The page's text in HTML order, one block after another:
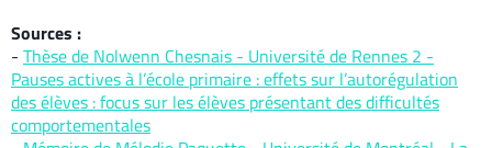
Sources :
- Thèse de Nolwenn Chesnais - Université de Rennes 2 -
Pauses actives à l’école primaire : effets sur l’autorégulation
des élèves : focus sur les élèves présentant des difficultés
comportementales